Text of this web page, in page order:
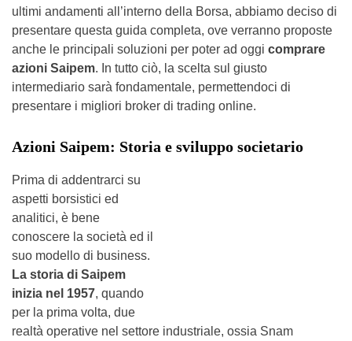
ultimi andamenti all’interno della Borsa, abbiamo deciso di
presentare questa guida completa, ove verranno proposte
anche le principali soluzioni per poter ad oggi comprare
azioni Saipem. In tutto ciò, la scelta sul giusto
intermediario sarà fondamentale, permettendoci di
presentare i migliori broker di trading online.
Azioni Saipem: Storia e sviluppo societario
Prima di addentrarci su
aspetti borsistici ed
analitici, è bene
conoscere la società ed il
suo modello di business.
La storia di Saipem
inizia nel 1957, quando
per la prima volta, due
realtà operative nel settore industriale, ossia Snam